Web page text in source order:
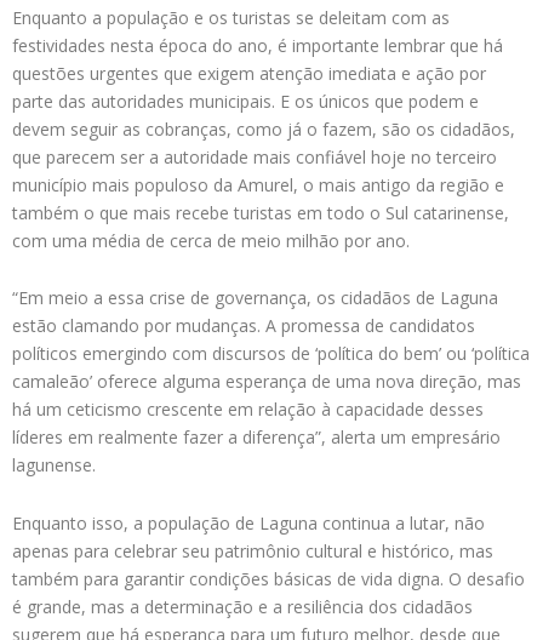
Enquanto a população e os turistas se deleitam com as
festividades nesta época do ano, é importante lembrar que há
questões urgentes que exigem atenção imediata e ação por
parte das autoridades municipais. E os únicos que podem e
devem seguir as cobranças, como já o fazem, são os cidadãos,
que parecem ser a autoridade mais confiável hoje no terceiro
município mais populoso da Amurel, o mais antigo da região e
também o que mais recebe turistas em todo o Sul catarinense,
com uma média de cerca de meio milhão por ano.
“Em meio a essa crise de governança, os cidadãos de Laguna
estão clamando por mudanças. A promessa de candidatos
políticos emergindo com discursos de ‘política do bem’ ou ‘política
camaleão’ oferece alguma esperança de uma nova direção, mas
há um ceticismo crescente em relação à capacidade desses
líderes em realmente fazer a diferença”, alerta um empresário
lagunense.
Enquanto isso, a população de Laguna continua a lutar, não
apenas para celebrar seu patrimônio cultural e histórico, mas
também para garantir condições básicas de vida digna. O desafio
é grande, mas a determinação e a resiliência dos cidadãos
sugerem que há esperança para um futuro melhor, desde que